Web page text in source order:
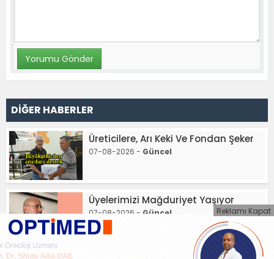
DİĞER HABERLER
Üreticilere, Arı Keki Ve Fondan Şeker
07-08-2026 - Güncel
Üyelerimizi Mağduriyet Yaşıyor
07-08-2026 - Güncel Reklamı Kapat